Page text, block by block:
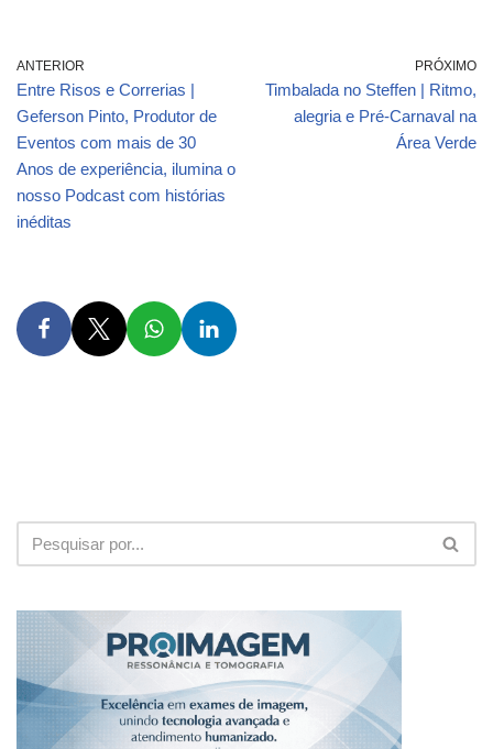
ANTERIOR
Entre Risos e Correrias |
Geferson Pinto, Produtor de
Eventos com mais de 30
Anos de experiência, ilumina o
nosso Podcast com histórias
inéditas
PRÓXIMO
Timbalada no Steffen | Ritmo,
alegria e Pré-Carnaval na
Área Verde